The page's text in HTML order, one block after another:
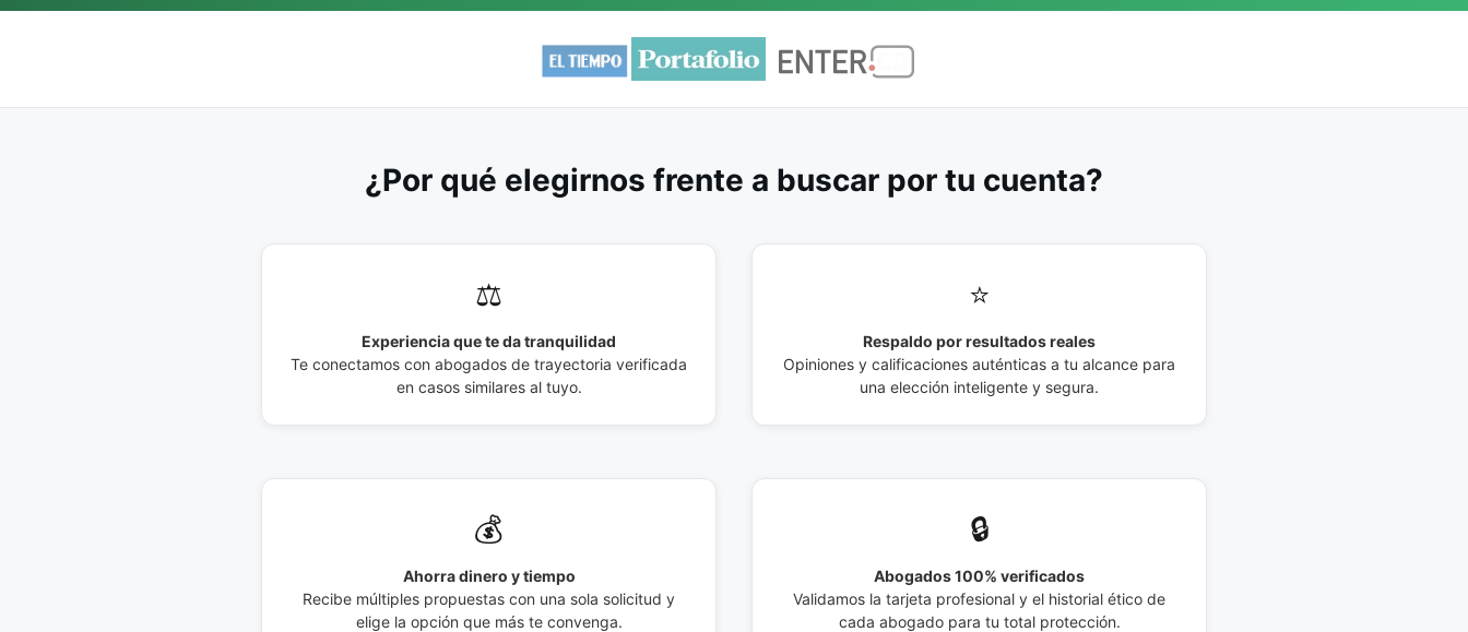
¿Por qué elegirnos frente a buscar por tu cuenta?
⚖️
Experiencia que te da tranquilidad
Te conectamos con abogados de trayectoria verificada
en casos similares al tuyo.
⭐
Respaldo por resultados reales
Opiniones y calificaciones auténticas a tu alcance para
una elección inteligente y segura.
💰
Ahorra dinero y tiempo
Recibe múltiples propuestas con una sola solicitud y
elige la opción que más te convenga.
🔒
Abogados 100% verificados
Validamos la tarjeta profesional y el historial ético de
cada abogado para tu total protección.